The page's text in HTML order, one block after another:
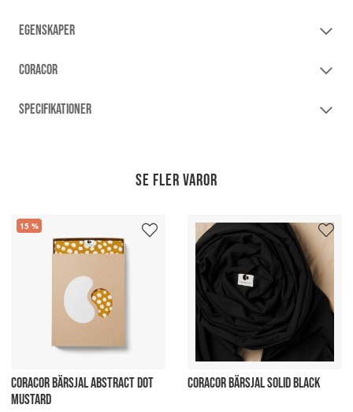
EGENSKAPER
CORACOR
SPECIFIKATIONER
Se fler varor
15
CORACOR BÄRSJAL ABSTRACT DOT
MUSTARD
CORACOR BÄRSJAL SOLID BLACK